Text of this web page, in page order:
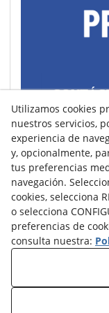
43400
Aviso
Utilizamos cookies
nuestros servicios,
experiencia de
y, opcionalmente,
tus preferencias
navegación.
cookies, selecciona
o selecciona
preferencias de
consulta nuestra: